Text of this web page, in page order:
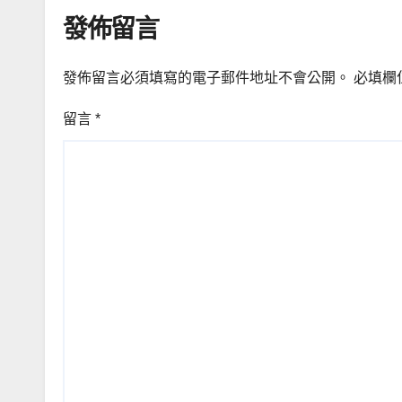
發佈留言
發佈留言必須填寫的電子郵件地址不會公開。 必填欄
留言 *